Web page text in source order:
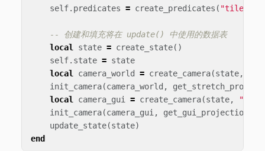
self. predicates = create_predicates ( "tile"
-- 创建和填充将在 update() 中使用的数据表
local
state = create_state()
self. state = state
local
camera_world = create_camera(state,
init_camera(camera_world ,
local
camera_gui = create_camera(state,
init_camera(camera_gui , get_gui_projection
update_state(state)
end